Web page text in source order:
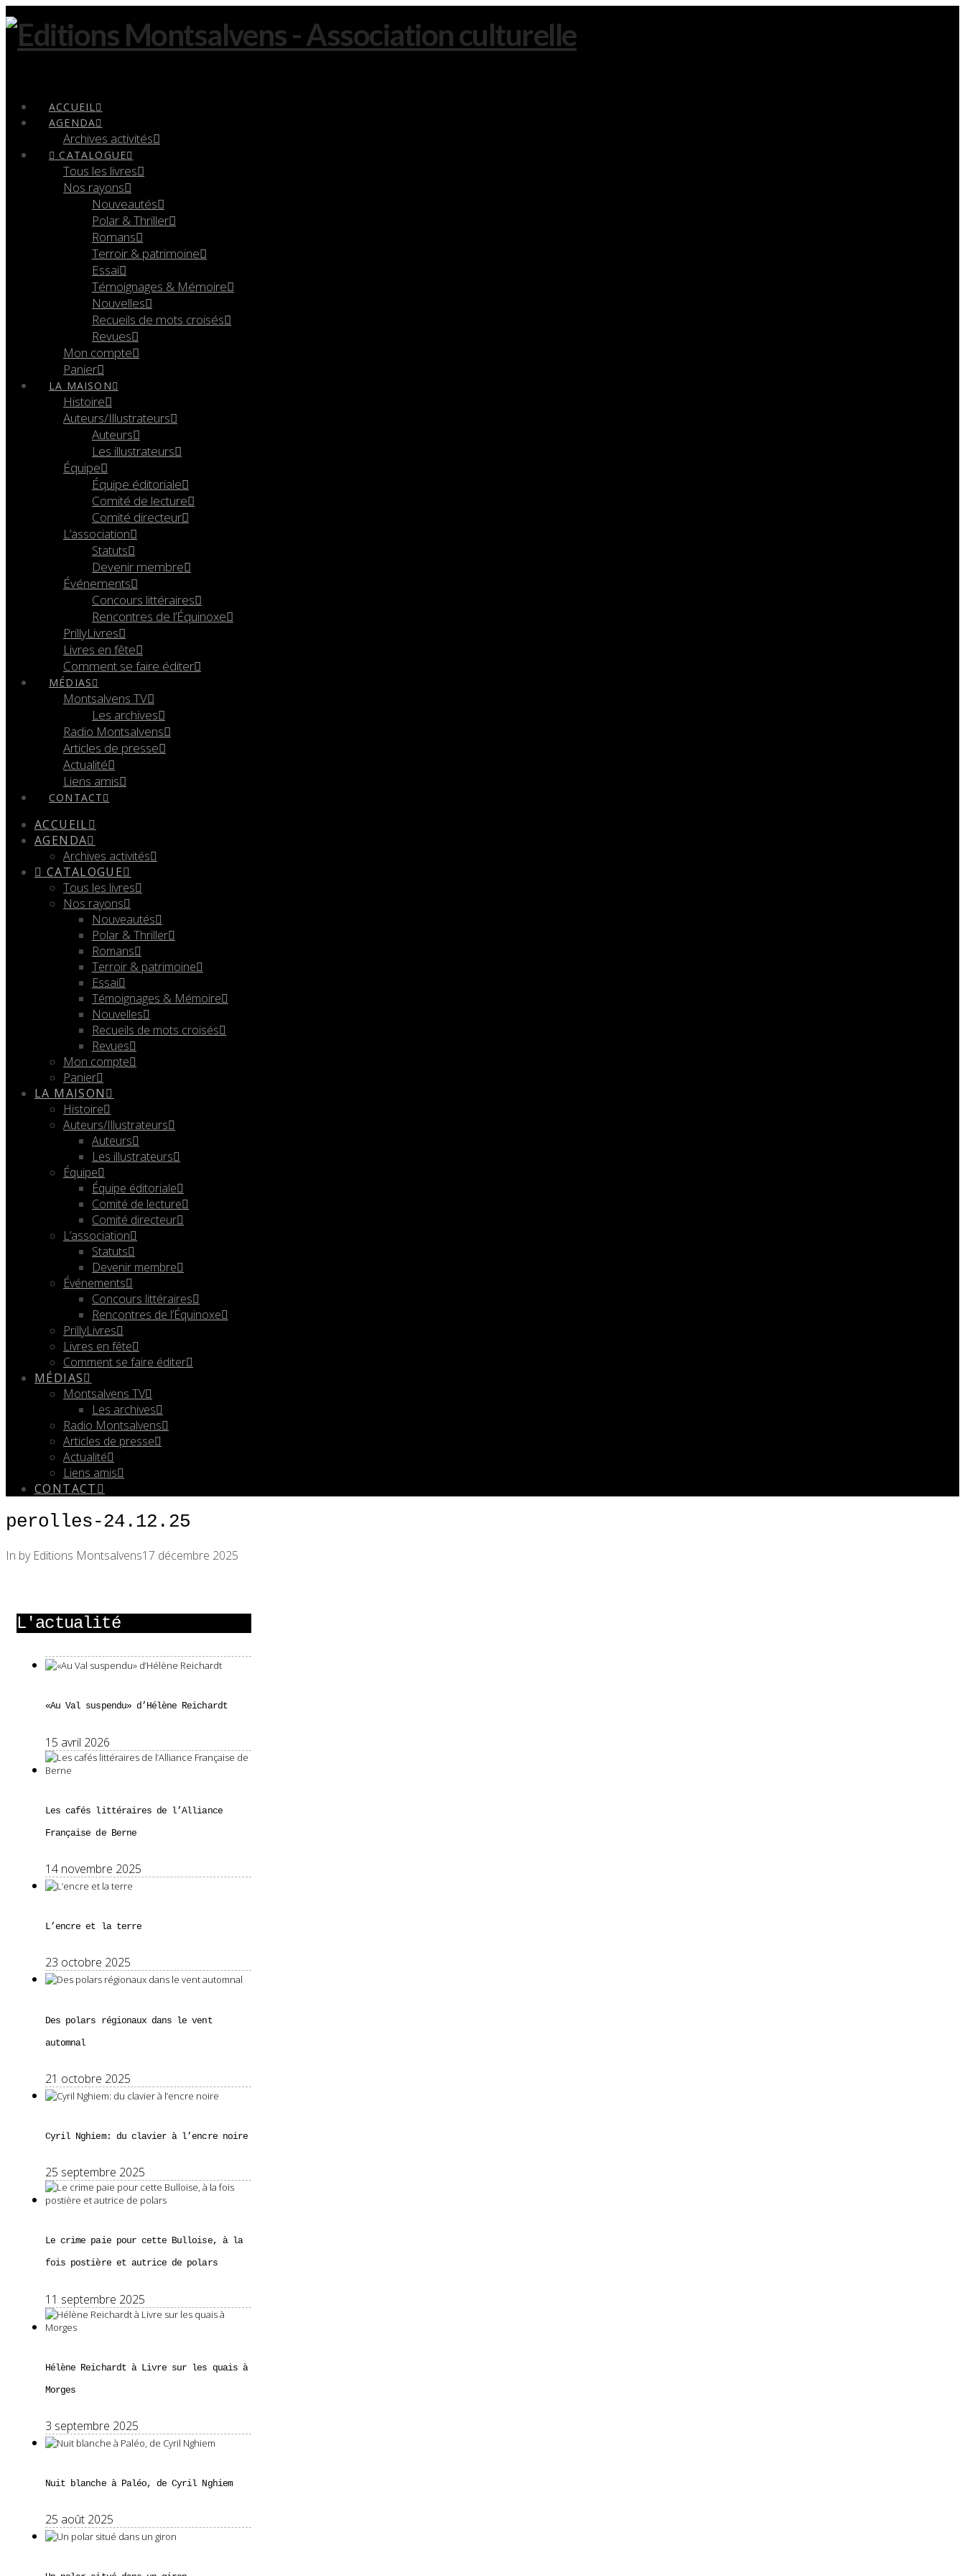
ACCUEIL
AGENDA
Archives activités
CATALOGUE
Tous les livres
Nos rayons
Nouveautés
Polar & Thriller
Romans
Terroir & patrimoine
Essai
Témoignages & Mémoire
Nouvelles
Recueils de mots croisés
Revues
Mon compte
Panier
LA MAISON
Histoire
Auteurs/Illustrateurs
Auteurs
Les illustrateurs
Équipe
Équipe éditoriale
Comité de lecture
Comité directeur
L’association
Statuts
Devenir membre
Événements
Concours littéraires
Rencontres de l’Équinoxe
PrillyLivres
Livres en fête
Comment se faire éditer
MÉDIAS
Montsalvens TV
Les archives
Radio Montsalvens
Articles de presse
Actualité
Liens amis
CONTACT
ACCUEIL
AGENDA
Archives activités
CATALOGUE
Tous les livres
Nos rayons
Nouveautés
Polar & Thriller
Romans
Terroir & patrimoine
Essai
Témoignages & Mémoire
Nouvelles
Recueils de mots croisés
Revues
Mon compte
Panier
LA MAISON
Histoire
Auteurs/Illustrateurs
Auteurs
Les illustrateurs
Équipe
Équipe éditoriale
Comité de lecture
Comité directeur
L’association
Statuts
Devenir membre
Événements
Concours littéraires
Rencontres de l’Équinoxe
PrillyLivres
Livres en fête
Comment se faire éditer
MÉDIAS
Montsalvens TV
Les archives
Radio Montsalvens
Articles de presse
Actualité
Liens amis
CONTACT
perolles-24.12.25
In by Editions Montsalvens17 décembre 2025
L'actualité
«Au Val suspendu» d’Hélène Reichardt
15 avril 2026
Les cafés littéraires de l’Alliance
Française de Berne
14 novembre 2025
L’encre et la terre
23 octobre 2025
Des polars régionaux dans le vent
automnal
21 octobre 2025
Cyril Nghiem: du clavier à l’encre noire
25 septembre 2025
Le crime paie pour cette Bulloise, à la
fois postière et autrice de polars
11 septembre 2025
Hélène Reichardt à Livre sur les quais à
Morges
3 septembre 2025
Nuit blanche à Paléo, de Cyril Nghiem
25 août 2025